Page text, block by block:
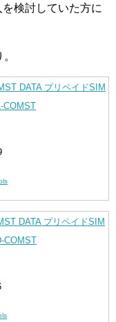
検討していた方に
DATA プリペイドSIM
COMST
DATA プリペイドSIM
COMST